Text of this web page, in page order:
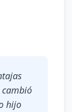
hijo